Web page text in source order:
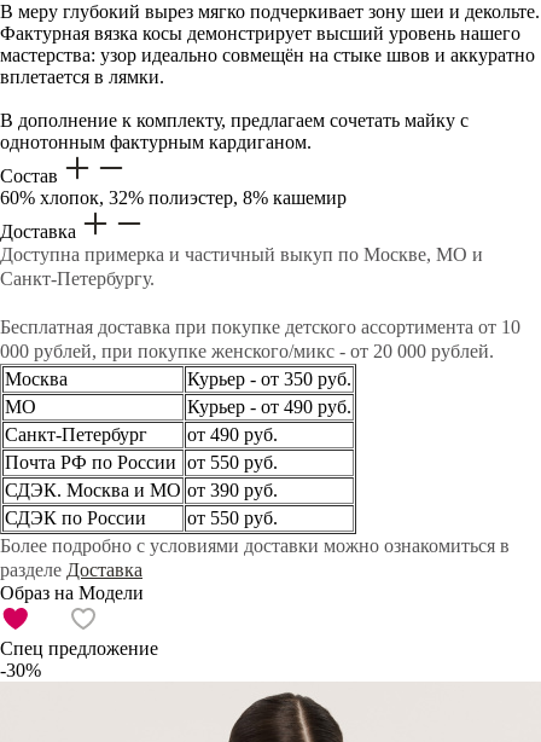
В меру глубокий вырез мягко подчеркивает зону шеи и декольте.
Фактурная вязка косы демонстрирует высший уровень нашего
мастерства: узор идеально совмещён на стыке швов и аккуратно
вплетается в лямки.
В дополнение к комплекту, предлагаем сочетать майку с
однотонным фактурным кардиганом.
Состав
60% хлопок, 32% полиэстер, 8% кашемир
Доставка
Доступна примерка и частичный выкуп по Москве, МО и
Санкт-Петербургу.
Бесплатная доставка при покупке детского ассортимента от 10
000 рублей, при покупке женского/микс - от 20 000 рублей.
Москва
Курьер - от 350 руб.
МО
Курьер - от 490 руб.
Санкт-Петербург
от 490 руб.
Почта РФ по России от 550 руб.
СДЭК. Москва и МО от 390 руб.
СДЭК по России
от 550 руб.
Более подробно с условиями доставки можно ознакомиться в
разделе Доставка
Образ на Модели
Спец предложение
-30%